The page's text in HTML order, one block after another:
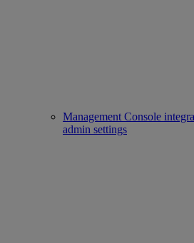
Management Console
admin settings